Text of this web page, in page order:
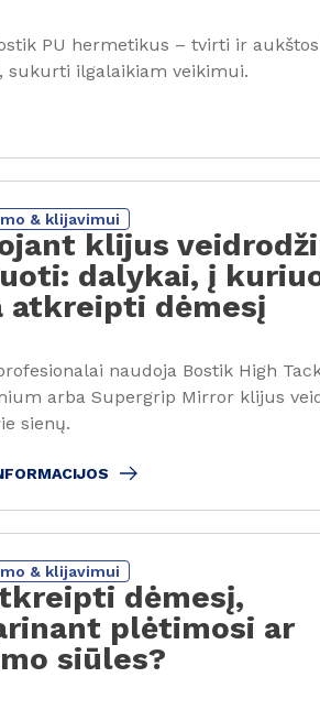
PU hermetikus – tvirti ir
sukurti ilgalaikiam veikimui.
& klijavimui
klijus
dalykai, į
atkreipti dėmesį
naudoja Bostik High
arba Supergrip Mirror klijus
sienų.
& klijavimui
dėmesį,
plėtimosi ar
siūles?